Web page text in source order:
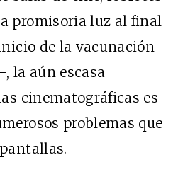
promisoria luz al final
de la vacunación
la aún escasa
cinematográficas es
problemas que